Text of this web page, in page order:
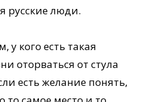
русские люди.
у кого есть такая
оторваться от стула
есть желание понять,